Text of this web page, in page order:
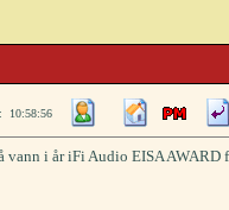
10:58:56
vann i år iFi Audio EISA AWARD